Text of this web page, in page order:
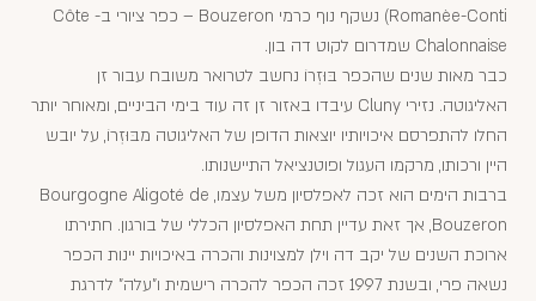
Romanèe-Conti) נשקף נוף כרמי Bouzeron – כפר ציורי ב- Côte
Chalonnaise שמדרום לקוט דה בון.
כבר מאות שנים שהכפר בּוּזְרוֹ נחשב לטרואר משובח עבור זן
האליגוטה. נזירי Cluny עיבדו באזור זן זה עוד בימי הביניים, ומאוחר יותר
החלו להתפרסם איכויותיו יוצאות הדופן של האליגוטה מבּוּזְרוֹ, על יובש
היין ורכותו, מרקמו העגול ופוטנציאל התיישנותו.
ברבות הימים הוא זכה לאפלסיון משל עצמו, Bourgogne Aligoté de
Bouzeron, אך זאת עדיין תחת האפלסיון הכללי של בורגון. חתירתו
ארוכת השנים של יקב דה וילן למצוינות והכרה באיכויות יינות הכפר
נשאה פרי, ובשנת 1997 זכה הכפר להכרה רישמית ו"עלה" לדרגת